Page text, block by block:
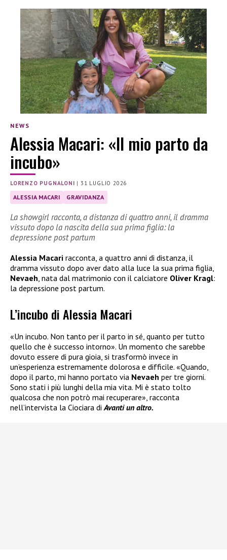
NEWS
Alessia Macari: «Il mio parto da
incubo»
LORENZO PUGNALONI |31 LUGLIO 2026
ALESSIA MACARI GRAVIDANZA
La showgirl racconta, a distanza di quattro anni, il dramma
vissuto dopo la nascita della sua prima figlia: la
depressione post partum
Alessia Macari racconta, a quattro anni di distanza, il
dramma vissuto dopo aver dato alla luce la sua prima figlia,
Nevaeh, nata dal matrimonio con il calciatore Oliver Kragl:
la depressione post partum.
L’incubo di Alessia Macari
«Un incubo. Non tanto per il parto in sé, quanto per tutto
quello che è successo intorno». Un momento che sarebbe
dovuto essere di pura gioia, si trasformò invece in
un’esperienza estremamente dolorosa e difficile. «Quando,
dopo il parto, mi hanno portato via Nevaeh per tre giorni.
Sono stati i più lunghi della mia vita. Mi è stato tolto
qualcosa che non potrò mai recuperare», racconta
nell’intervista la Ciociara di Avanti un altro.